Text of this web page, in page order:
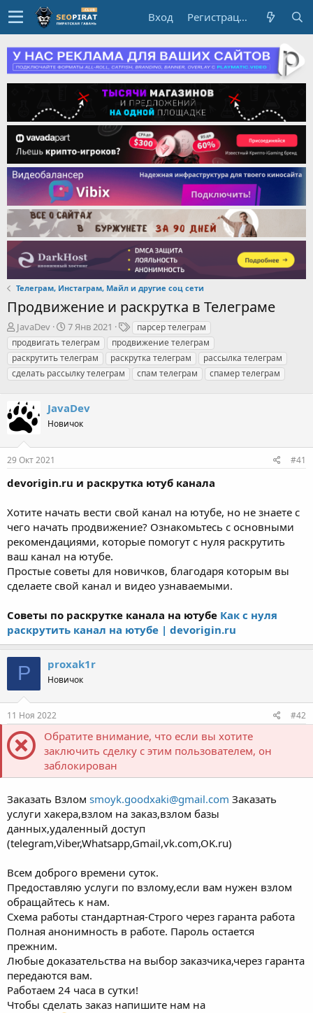
Вход Регистрация
Телеграм, Инстаграм, Майл и другие соц сети
Продвижение и раскрутка в Телеграме
А
в
т
о
р
е
м
JavaDev
Д
а
т
а
н
а
л
7 Янв 2021
Т
е
г
и
парсер телеграм
продвигать телеграм
продвижение телеграм
раскрутить телеграм
раскрутка телеграм
рассылка телеграм
сделать рассылку телеграм
спам телеграм спамер телеграм
JavaDev
Новичок
29 Окт 2021 #41
devorigin.ru и раскрутка ютуб канала
Хотите начать вести свой канал на ютубе, но не знаете с
чего начать продвижение? Ознакомьтесь с основными
рекомендациями, которые помогут с нуля раскрутить
ваш канал на ютубе.
Простые советы для новичков, благодаря которым вы
сделаете свой канал и видео узнаваемыми.
Советы по раскрутке канала на ютубе Как с нуля
раскрутить канал на ютубе | devorigin.ru
P proxak1r
Новичок
11 Ноя 2022 #42
Обратите внимание, что если вы хотите
заключить сделку с этим пользователем, он
заблокирован
Заказать Взлом smoyk.goodxaki@gmail.com Заказать
услуги хакера,взлом на заказ,взлом базы
данных,удаленный доступ
(telegram,Viber,Whatsapp,Gmail,vk.com,OK.ru)
Всем доброго времени суток.
Предоставляю услуги по взлому,если вам нужен взлом
обращайтесь к нам.
Схема работы стандартная-Строго через гаранта работа
Полная анонимность в работе. Пароль остается
прежним.
Любые доказательства на выбор заказчика,через гаранта
передаются вам.
Работаем 24 часа в сутки!
Чтобы сделать заказ напишите нам на